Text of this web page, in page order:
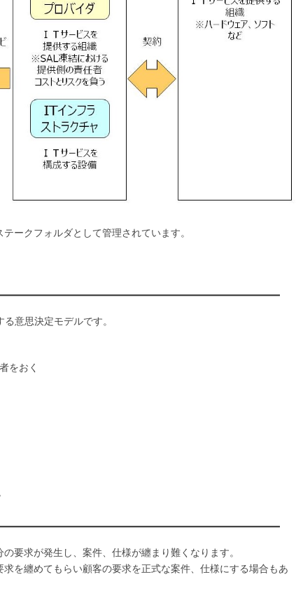
ークフォルダとして管理されています。
意思決定モデルです。
をおく
要求が発生し、案件、仕様が纏まり難くなります。
を纏めてもらい顧客の要求を正式な案件、仕様にする場合もあ